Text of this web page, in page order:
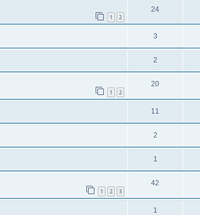
1 2
24
3
2
1 2
20
11
2
1
1 2 3
42
1